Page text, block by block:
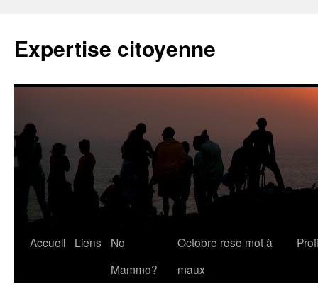
Expertise citoyenne
Accueil Liens
No
Mammo?
Octobre rose mot à
maux